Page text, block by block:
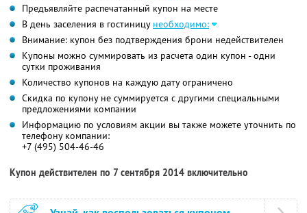
Предъявляйте распечатанный купон на месте
В день заселения в гостиницу необходимо:
Внимание: купон без подтверждения брони недействителен
Купоны можно суммировать из расчета один купон - одни
сутки проживания
Количество купонов на каждую дату ограничено
Скидка по купону не суммируется с другими специальными
предложениями компании
Информацию по условиям акции вы также можете уточнить по
телефону компании:
+7 (495) 504-46-46
Купон действителен по 7 сентября 2014 включительно